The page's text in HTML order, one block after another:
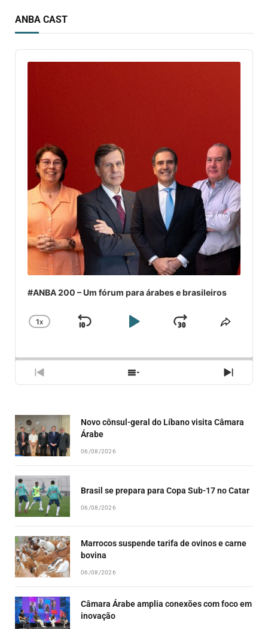
ANBA CAST
Audio
Player
#ANBA 200 – Um fórum para árabes e brasileiros
CHANGE
1X
SKIP
PLAYJUMP
PREVIOUS
EPISODE
SHOW
EPISODES
NEXT
Novo cônsul-geral do Líbano visita Câmara
Árabe
06/08/2026
Brasil se prepara para Copa Sub-17 no Catar
06/08/2026
Marrocos suspende tarifa de ovinos e carne
bovina
06/08/2026
Câmara Árabe amplia conexões com foco em
inovação